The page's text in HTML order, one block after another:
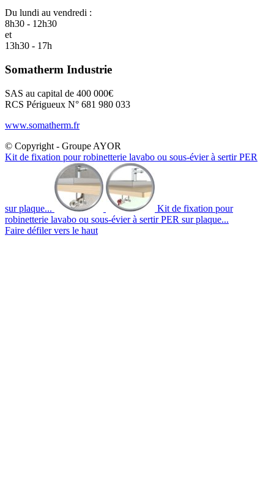
Du lundi au vendredi :
8h30 - 12h30
et
13h30 - 17h
Somatherm Industrie
SAS au capital de 400 000€
RCS Périgueux N° 681 980 033
www.somatherm.fr
© Copyright - Groupe AYOR
Kit de fixation pour robinetterie lavabo ou sous-évier à sertir PER
sur plaque...
Kit de fixation pour
robinetterie lavabo ou sous-évier à sertir PER sur plaque...
Faire défiler vers le haut